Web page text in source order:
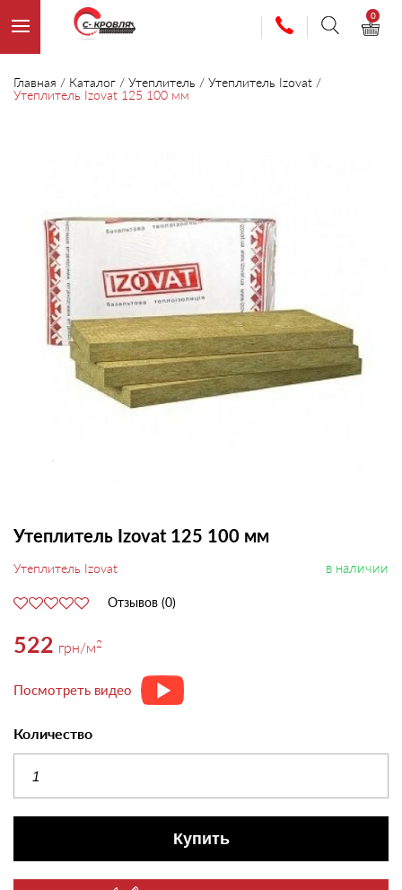
0
Главная / Каталог / Утеплитель / Утеплитель Izovat /
Утеплитель Izovat 125 100 мм
Утеплитель Izovat 125 100 мм
Утеплитель Izovat в наличии
Отзывов (0)
522 грн/м2
Посмотреть видео
Количество
Купить